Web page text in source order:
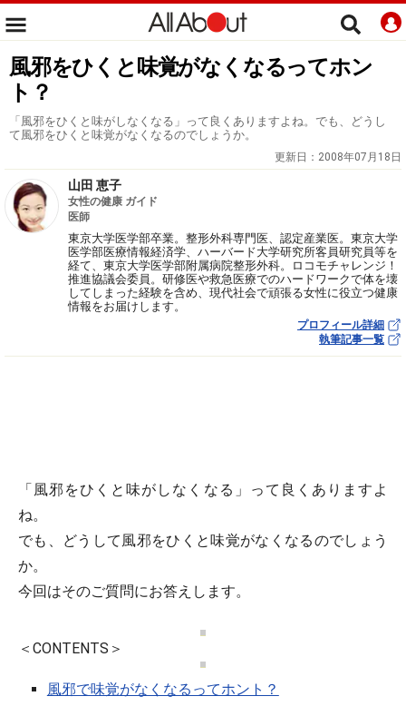
風邪をひくと味覚がなくなるってホン
ト？
「風邪をひくと味がしなくなる」って良くありますよね。でも、どうし
て風邪をひくと味覚がなくなるのでしょうか。
更新日： 2008年07月18日
山田 恵子
女性の健康 ガイド
医師
東京大学医学部卒業。整形外科専門医、認定産業医。東京大学
医学部医療情報経済学、ハーバード大学研究所客員研究員等を
経て、東京大学医学部附属病院整形外科。ロコモチャレンジ！
推進協議会委員。研修医や救急医療でのハードワークで体を壊
してしまった経験を含め、現代社会で頑張る女性に役立つ健康
情報をお届けします。
プロフィール詳細
執筆記事一覧
「風邪をひくと味がしなくなる」って良くありますよ
ね。
でも、どうして風邪をひくと味覚がなくなるのでしょう
か。
今回はそのご質問にお答えします。
＜CONTENTS＞
風邪で味覚がなくなるってホント？